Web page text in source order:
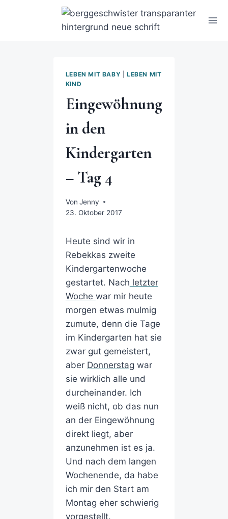
LEBEN MIT BABY
LEBEN MIT
KIND
Eingewöhnung
in den
Kindergarten
– Tag 4
Von Jenny
23. Oktober 2017
Heute sind wir in
Rebekkas zweite
Kindergartenwoche
gestartet. Nach letzter
Woche war mir heute
morgen etwas mulmig
zumute, denn die Tage
im Kindergarten hat sie
zwar gut gemeistert,
aber Donnerstag war
sie wirklich alle und
durcheinander. Ich
weiß nicht, ob das nun
an der Eingewöhnung
direkt liegt, aber
anzunehmen ist es ja.
Und nach dem langen
Wochenende, da habe
ich mir den Start am
Montag eher schwierig
vorgestellt.